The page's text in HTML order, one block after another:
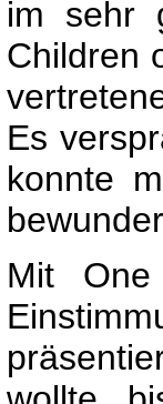
im sehr
Children
Es
konnte
Mit